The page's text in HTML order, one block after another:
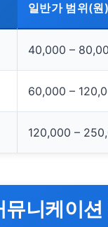
일반가 범위(원)
40,000 –
60,000 –
120,000 –
니케이션